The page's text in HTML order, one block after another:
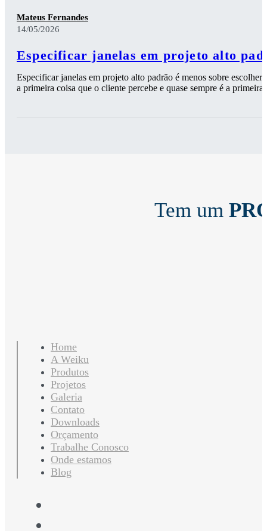
Mateus Fernandes
14/05/2026
Especificar janelas em projeto alto
Especificar janelas em projeto alto padrão é menos sobre
a primeira coisa que o cliente percebe e quase sempre é a
Tem um
Home
A Weiku
Produtos
Projetos
Galeria
Contato
Downloads
Orçamento
Trabalhe Conosco
Onde estamos
Blog